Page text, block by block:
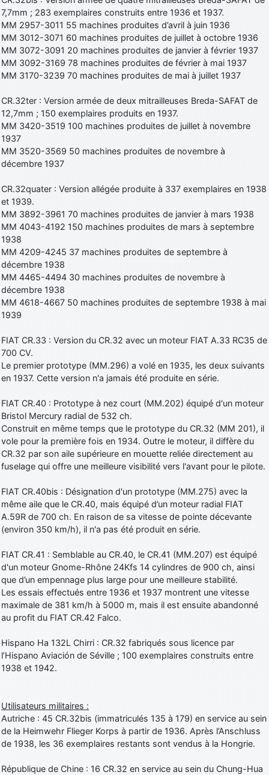
7,7mm ; 283 exemplaires construits entre 1936 et 1937.
MM 2957-3011 55 machines produites d’avril à juin 1936
MM 3012-3071 60 machines produites de juillet à octobre 1936
MM 3072-3091 20 machines produites de janvier à février 1937
MM 3092-3169 78 machines produites de février à mai 1937
MM 3170-3239 70 machines produites de mai à juillet 1937
CR.32ter : Version armée de deux mitrailleuses Breda-SAFAT de
12,7mm ; 150 exemplaires produits en 1937.
MM 3420-3519 100 machines produites de juillet à novembre
1937
MM 3520-3569 50 machines produites de novembre à
décembre 1937
CR.32quater : Version allégée produite à 337 exemplaires en 1938
et 1939.
MM 3892-3961 70 machines produites de janvier à mars 1938
MM 4043-4192 150 machines produites de mars à septembre
1938
MM 4209-4245 37 machines produites de septembre à
décembre 1938
MM 4465-4494 30 machines produites de novembre à
décembre 1938
MM 4618-4667 50 machines produites de septembre 1938 à mai
1939
FIAT CR.33 : Version du CR.32 avec un moteur FIAT A.33 RC35 de
700 CV.
Le premier prototype (MM.296) a volé en 1935, les deux suivants
en 1937. Cette version n'a jamais été produite en série.
FIAT CR.40 : Prototype à nez court (MM.202) équipé d'un moteur
Bristol Mercury radial de 532 ch.
Construit en même temps que le prototype du CR.32 (MM 201), il
vole pour la première fois en 1934. Outre le moteur, il diffère du
CR.32 par son aile supérieure en mouette reliée directement au
fuselage qui offre une meilleure visibilité vers l'avant pour le pilote.
FIAT CR.40bis : Désignation d'un prototype (MM.275) avec la
même aile que le CR.40, mais équipé d’un moteur radial FIAT
A.59R de 700 ch. En raison de sa vitesse de pointe décevante
(environ 350 km/h), il n'a pas été produit en série.
FIAT CR.41 : Semblable au CR.40, le CR.41 (MM.207) est équipé
d'un moteur Gnome-Rhône 24Kfs 14 cylindres de 900 ch, ainsi
que d’un empennage plus large pour une meilleure stabilité.
Les essais effectués entre 1936 et 1937 montrent une vitesse
maximale de 381 km/h à 5000 m, mais il est ensuite abandonné
au profit du FIAT CR.42 Falco.
Hispano Ha 132L Chirri : CR.32 fabriqués sous licence par
l’Hispano Aviación de Séville ; 100 exemplaires construits entre
1938 et 1942.
Utilisateurs militaires :
Autriche : 45 CR.32bis (immatriculés 135 à 179) en service au sein
de la Heimwehr Flieger Korps à partir de 1936. Après l’Anschluss
de 1938, les 36 exemplaires restants sont vendus à la Hongrie.
République de Chine : 16 CR.32 en service au sein du Chung-Hua